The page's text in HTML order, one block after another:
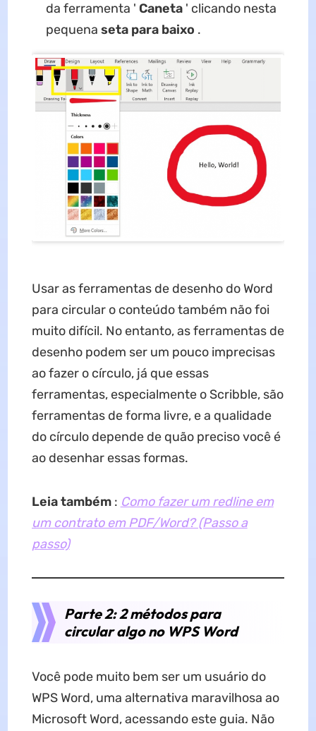
da ferramenta ' Caneta' clicando nesta
pequena seta para baixo .
Usar as ferramentas de desenho do Word
para circular o conteúdo também não foi
muito difícil. No entanto, as ferramentas de
desenho podem ser um pouco imprecisas
ao fazer o círculo, já que essas
ferramentas, especialmente o Scribble, são
ferramentas de forma livre, e a qualidade
do círculo depende de quão preciso você é
ao desenhar essas formas.
Leia também: Como fazer um redline em
um contrato em PDF/Word? (Passo a
passo)
Parte 2: 2 métodos para
circular algo no WPS Word
Você pode muito bem ser um usuário do
WPS Word, uma alternativa maravilhosa ao
Microsoft Word, acessando este guia. Não